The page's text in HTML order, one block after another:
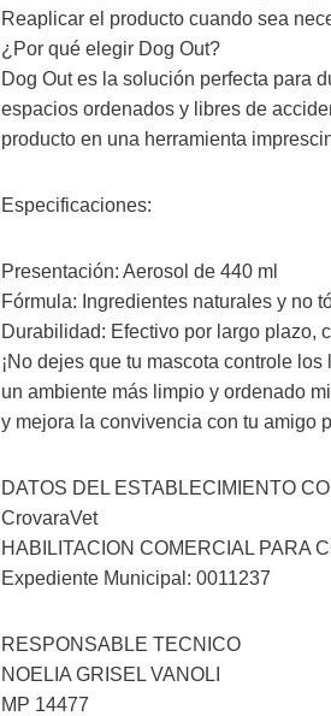
Reaplicar el producto cuando sea
¿Por qué elegir Dog Out?
Dog Out es la solución perfecta para
espacios ordenados y libres de
producto en una herramienta
Especificaciones:
Presentación: Aerosol de 440 ml
Fórmula: Ingredientes naturales y no
Durabilidad: Efectivo por largo plazo,
¡No dejes que tu mascota controle
un ambiente más limpio y ordenado
y mejora la convivencia con tu amigo
DATOS DEL ESTABLECIMIENTO
CrovaraVet
HABILITACION COMERCIAL PARA
Expediente Municipal: 0011237
RESPONSABLE TECNICO
NOELIA GRISEL VANOLI
MP 14477